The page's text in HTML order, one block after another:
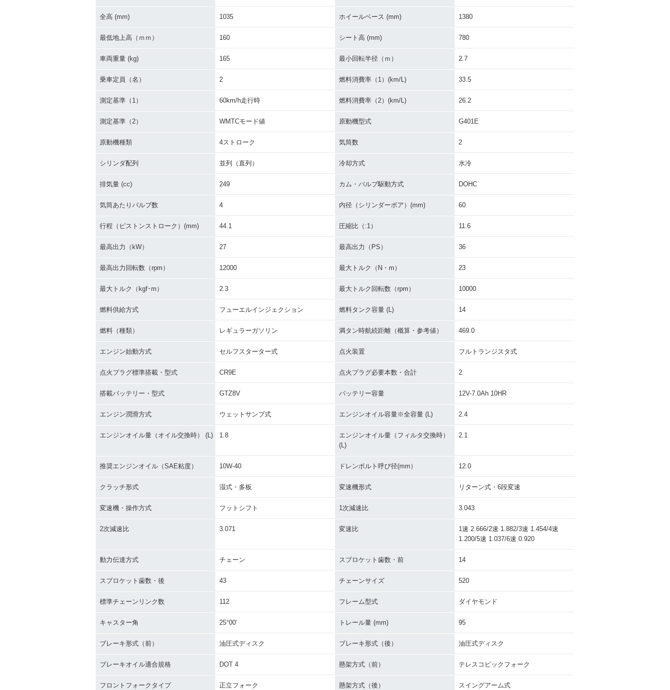
全高 (mm) 1035 ホイールベース (mm) 1380
最低地上高（ｍｍ） 160 シート高 (mm) 780
車両重量 (kg) 165 最小回転半径（ｍ） 2.7
乗車定員（名） 2 燃料消費率（1）(km/L) 33.5
測定基準（1） 60km/h走行時 燃料消費率（2）(km/L) 26.2
測定基準（2） WMTCモード値 原動機型式 G401E
原動機種類 4ストローク 気筒数 2
シリンダ配列 並列（直列） 冷却方式 水冷
排気量 (cc) 249 カム・バルブ駆動方式 DOHC
気筒あたりバルブ数 4 内径（シリンダーボア）(mm) 60
行程（ピストンストローク）(mm) 44.1 圧縮比（:1） 11.6
最高出力（kW） 27 最高出力（PS） 36
最高出力回転数（rpm） 12000 最大トルク（N・m） 23
最大トルク（kgf･m） 2.3 最大トルク回転数（rpm） 10000
燃料供給方式 フューエルインジェクション 燃料タンク容量 (L) 14
燃料（種類） レギュラーガソリン 満タン時航続距離（概算・参考値） 469.0
エンジン始動方式 セルフスターター式 点火装置 フルトランジスタ式
点火プラグ標準搭載・型式 CR9E 点火プラグ必要本数・合計 2
搭載バッテリー・型式 GTZ8V バッテリー容量 12V-7.0Ah 10HR
エンジン潤滑方式 ウェットサンプ式 エンジンオイル容量※全容量 (L) 2.4
エンジンオイル量（オイル交換時） (L) 1.8
エンジンオイル量（フィルタ交換時）
(L)
2.1
推奨エンジンオイル（SAE粘度） 10W-40 ドレンボルト呼び径(mm） 12.0
クラッチ形式 湿式・多板 変速機形式 リターン式・6段変速
変速機・操作方式 フットシフト 1次減速比 3.043
2次減速比 3.071 変速比
1速 2.666/2速 1.882/3速 1.454/4速
1.200/5速 1.037/6速 0.920
動力伝達方式 チェーン スプロケット歯数・前 14
スプロケット歯数・後 43 チェーンサイズ 520
標準チェーンリンク数 112 フレーム型式 ダイヤモンド
キャスター角 25°00′ トレール量 (mm) 95
ブレーキ形式（前） 油圧式ディスク ブレーキ形式（後） 油圧式ディスク
ブレーキオイル適合規格 DOT 4 懸架方式（前） テレスコピックフォーク
フロントフォークタイプ 正立フォーク 懸架方式（後） スイングアーム式